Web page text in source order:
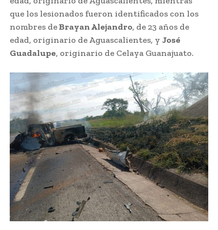
que los lesionados fueron identificados con los
nombres deBrayan Alejandro, de 23 años de
edad, originario de Aguascalientes, y José
Guadalupe, originario de Celaya Guanajuato.